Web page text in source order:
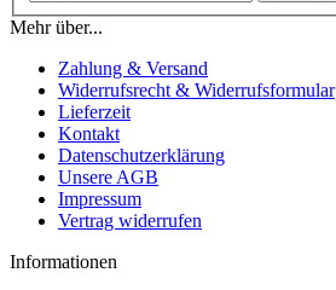
Mehr über...
Zahlung & Versand
Widerrufsrecht & Widerrufsformular
Lieferzeit
Kontakt
Datenschutzerklärung
Unsere AGB
Impressum
Vertrag widerrufen
Informationen